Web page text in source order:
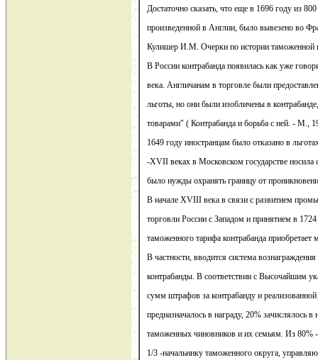
Достаточно сказать, что еще в 1696 году из
произведенной в Англии, было вывезено во
Кулишер И.М. Очерки по истории таможенной
В России контрабанда появилась как уже
века. Англичанам в торговле были
льготы, но они были изобличены в
товарами" ( Контрабанда и борьба с ней. - М.,
1649 году иностранцам было отказано в
-XVII веках в Московском государстве носила
было нужды охранять границу от
В начале XVIII века в связи с развитием
торговли России с Западом и принятием в 1724
таможенного тарифа контрабанда приобретает
В частности, вводится система
контрабанды. В соответствии с Высочайшим
сумм штрафов за контрабанду и
предназначалось в награду, 20% зачислялось
таможенных чиновников и их семьям. Из 80%
1/3 -начальнику таможенного округа,